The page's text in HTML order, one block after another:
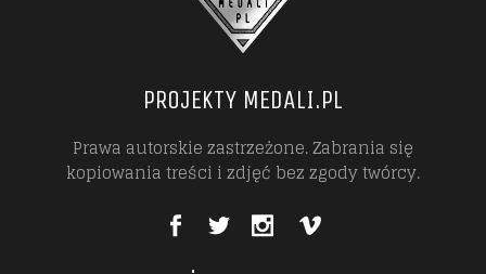
PROJEKTY MEDALI.PL
Prawa autorskie zastrzeżone. Zabrania się
kopiowania treści i zdjęć bez zgody twórcy.